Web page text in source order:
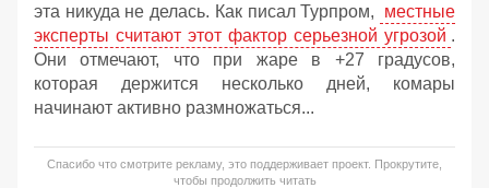
эта никуда не делась. Как писал Турпром,
местные
эксперты считают этот фактор серьезной угрозой .
Они отмечают, что при жаре в +27 градусов,
которая держится несколько дней, комары
начинают активно размножаться...
Спасибо что смотрите рекламу, это поддерживает проект. Прокрутите,
чтобы продолжить читать